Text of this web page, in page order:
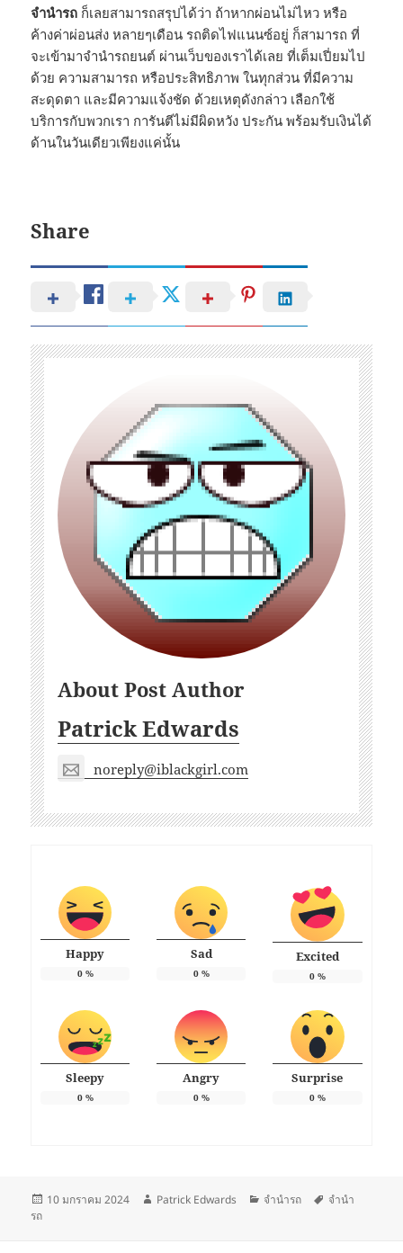
จำนำรถ ก็เลยสามารถสรุปได้ว่า ถ้าหากผ่อนไม่ไหว หรือ
ค้างค่าผ่อนส่ง หลายๆเดือน รถติดไฟแนนซ์อยู่ ก็สามารถ ที่
จะเข้ามาจำนำรถยนต์ ผ่านเว็บของเราได้เลย ที่เต็มเปี่ยมไป
ด้วย ความสามารถ หรือประสิทธิภาพ ในทุกส่วน ที่มีความ
สะดุดตา และมีความแจ้งชัด ด้วยเหตุดังกล่าว เลือกใช้
บริการกับพวกเรา การันตีไม่มีผิดหวัง ประกัน พร้อมรับเงินได้
ด้านในวันเดียวเพียงแค่นั้น
Share
About Post Author
Patrick Edwards
noreply@iblackgirl.com
Happy
0%
Sad
0%
Excited
0%
Sleepy
0%
Angry
0%
Surprise
0%
เขียน
10 มกราคม 2024
ผู้
Patrick Edwards
หมวด
จำนำรถ
ป้าย
จำนำ
รถ